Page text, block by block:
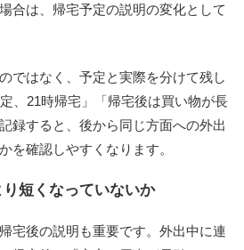
合は、帰宅予定の説明の変化として
ではなく、予定と実際を分けて残し
、21時帰宅」「帰宅後は買い物が長
録すると、後から同じ方面への外出
を確認しやすくなります。
短くなっていないか
宅後の説明も重要です。外出中に連